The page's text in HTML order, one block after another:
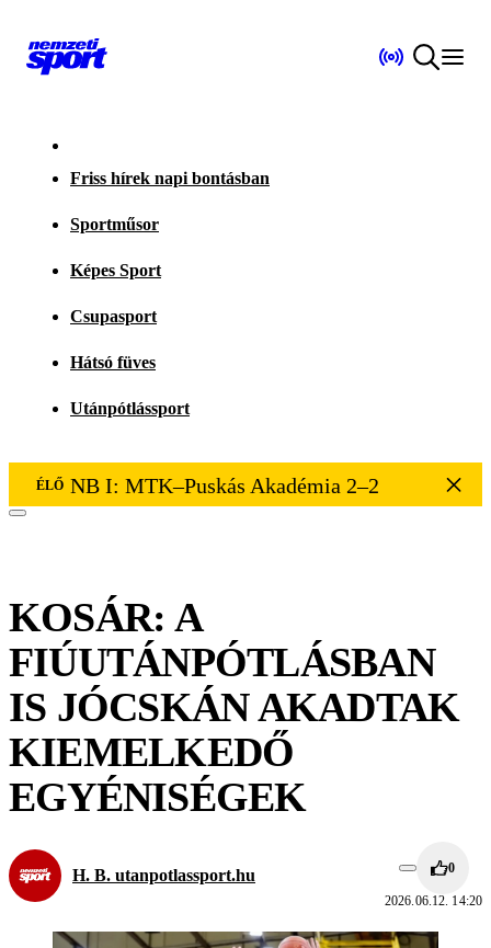
Friss hírek napi bontásban
Sportműsor
Képes Sport
Csupasport
Hátsó füves
Utánpótlássport
ÉLŐ NB I: MTK–Puskás Akadémia 2–2
KOSÁR: A
FIÚUTÁNPÓTLÁSBAN
IS JÓCSKÁN AKADTAK
KIEMELKEDŐ
EGYÉNISÉGEK
H. B. utanpotlassport.hu 0
2026.06.12. 14:20